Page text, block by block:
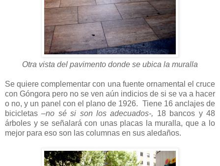
Otra vista del pavimento donde se ubica la muralla
Se quiere complementar con una fuente ornamental el cruce
con Góngora pero no se ven aún indicios de si se va a hacer
o no, y un panel con el plano de 1926. Tiene 16 anclajes de
bicicletas–no sé si son los adecuados-, 18 bancos y 48
árboles y se señalará con unas placas la muralla, que a lo
mejor para eso son las columnas en sus aledaños.